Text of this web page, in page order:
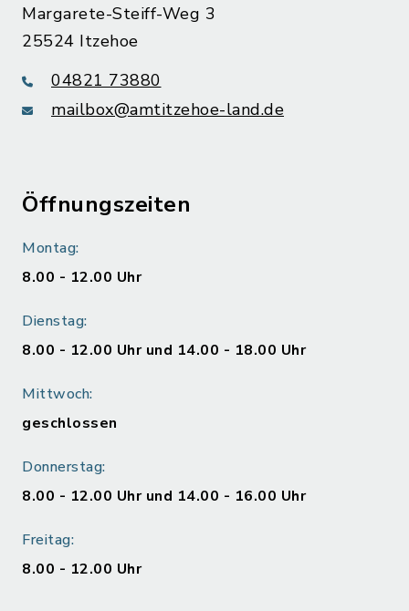
Margarete-Steiff-Weg 3
25524 Itzehoe
04821 73880
mailbox@amtitzehoe-land.de
Öffnungszeiten
Montag:
8.00 - 12.00 Uhr
Dienstag:
8.00 - 12.00 Uhr und 14.00 - 18.00 Uhr
Mittwoch:
geschlossen
Donnerstag:
8.00 - 12.00 Uhr und 14.00 - 16.00 Uhr
Freitag:
8.00 - 12.00 Uhr